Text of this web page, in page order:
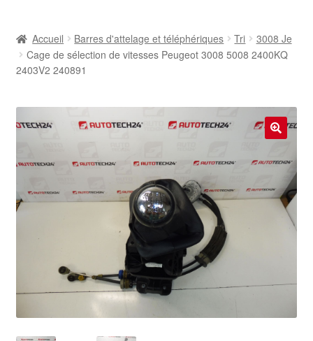
Contact
Livraison internationale
Mon compte
Paiements
Panier
Politique de confidentialité
Accueil Barres d'attelage et téléphériques Tri
3008 Je
Cage de sélection de vitesses Peugeot 3008 5008 2400KQ
2403V2 240891